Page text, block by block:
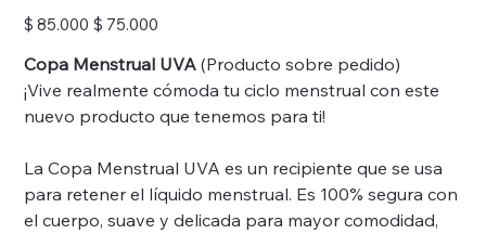
Precio
original
$ 85.000 Precio
de
$ 75.000
Copa Menstrual UVA (Producto sobre pedido)
¡Vive realmente cómoda tu ciclo menstrual con este
nuevo producto que tenemos para ti!
La Copa Menstrual UVA es un recipiente que se usa
para retener el líquido menstrual. Es 100% segura con
el cuerpo, suave y delicada para mayor comodidad,